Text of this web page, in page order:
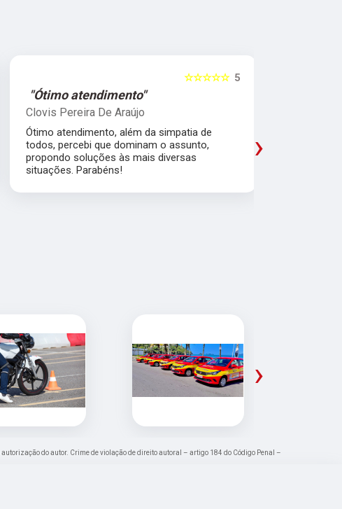
5
☆☆☆☆☆
"Ótimo atendimento"
Clovis Pereira De Araújo
Ótimo atendimento, além da simpatia de
todos, percebi que dominam o assunto,
propondo soluções às mais diversas
situações. Parabéns!
›
›
do autor. Crime de violação de direito autoral – artigo 184 do Código Penal –